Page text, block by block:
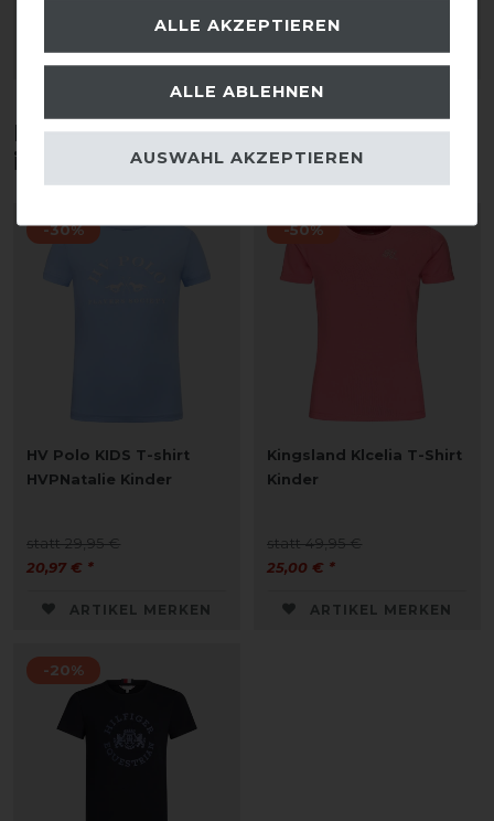
Diese Produkte könnten dich auch
interessieren
-30%
HV Polo KIDS T-shirt
HVPNatalie Kinder
statt 29,95 €
20,97 € *
ARTIKEL MERKEN
-50%
Kingsland Klcelia T-Shirt
Kinder
statt 49,95 €
25,00 € *
ARTIKEL MERKEN
-20%
ALLE AKZEPTIEREN
ALLE ABLEHNEN
AUSWAHL AKZEPTIEREN